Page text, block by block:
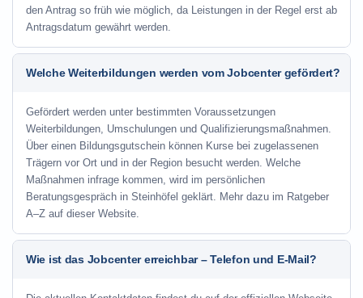
den Antrag so früh wie möglich, da Leistungen in der Regel erst ab
Antragsdatum gewährt werden.
Welche Weiterbildungen werden vom Jobcenter gefördert?
Gefördert werden unter bestimmten Voraussetzungen
Weiterbildungen, Umschulungen und Qualifizierungsmaßnahmen.
Über einen Bildungsgutschein können Kurse bei zugelassenen
Trägern vor Ort und in der Region besucht werden. Welche
Maßnahmen infrage kommen, wird im persönlichen
Beratungsgespräch in Steinhöfel geklärt. Mehr dazu im Ratgeber
A–Z auf dieser Website.
Wie ist das Jobcenter erreichbar – Telefon und E-Mail?